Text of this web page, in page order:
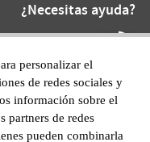
personalizar el
de redes sociales y
información sobre el
partners de redes
pueden combinarla
¿Necesitas ayuda?
Teléfono At.
872 220 055
WhatsApp:
601628210